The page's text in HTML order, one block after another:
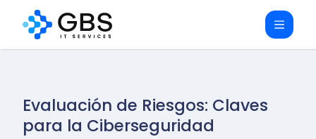
Evaluación de Riesgos: Claves
para la Ciberseguridad